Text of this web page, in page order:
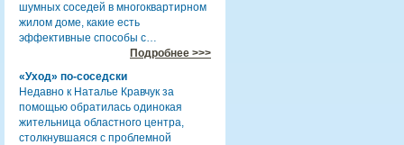
шумных соседей в многоквартирном
жилом доме, какие есть
эффективные способы с…
Подробнее >>>
«Уход» по-соседски
Недавно к Наталье Кравчук за
помощью обратилась одинокая
жительница областного центра,
столкнувшаяся с проблемной